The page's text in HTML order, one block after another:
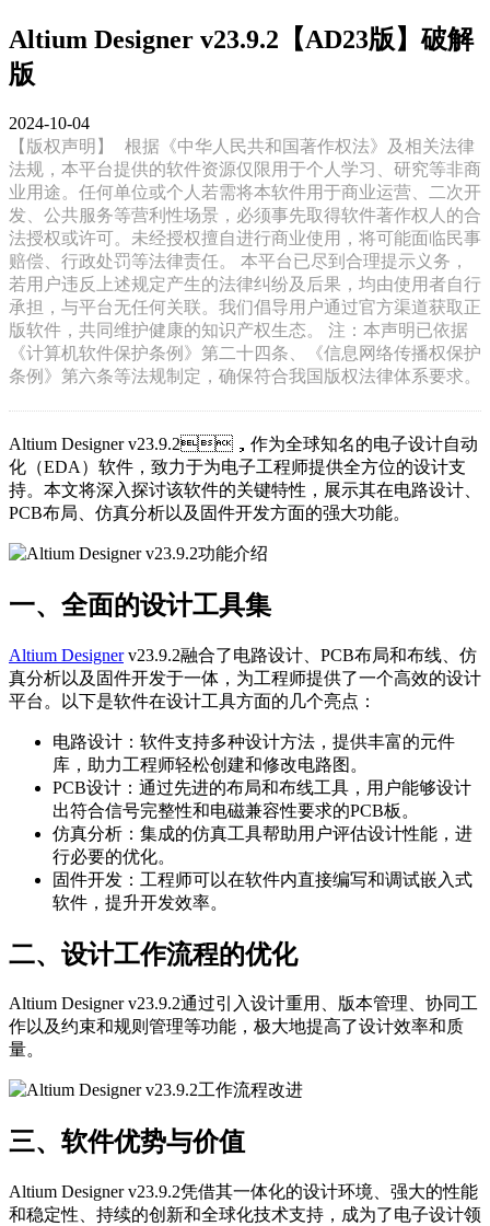
Altium Designer v23.9.2【AD23版】破解
版
2024-10-04
【版权声明】
根据《中华人民共和国著作权法》及相关法律
法规，本平台提供的软件资源仅限用于个人学习、研究等非商
业用途。任何单位或个人若需将本软件用于商业运营、二次开
发、公共服务等营利性场景，必须事先取得软件著作权人的合
法授权或许可。未经授权擅自进行商业使用，将可能面临民事
赔偿、行政处罚等法律责任。 本平台已尽到合理提示义务，
若用户违反上述规定产生的法律纠纷及后果，均由使用者自行
承担，与平台无任何关联。我们倡导用户通过官方渠道获取正
版软件，共同维护健康的知识产权生态。 注：本声明已依据
《计算机软件保护条例》第二十四条、《信息网络传播权保护
条例》第六条等法规制定，确保符合我国版权法律体系要求。
Altium Designer v23.9.2，作为全球知名的电子设计自动
化（EDA）软件，致力于为电子工程师提供全方位的设计支
持。本文将深入探讨该软件的关键特性，展示其在电路设计、
PCB布局、仿真分析以及固件开发方面的强大功能。
一、全面的设计工具集
Altium Designerv23.9.2融合了电路设计、PCB布局和布线、仿
真分析以及固件开发于一体，为工程师提供了一个高效的设计
平台。以下是软件在设计工具方面的几个亮点：
电路设计：软件支持多种设计方法，提供丰富的元件
库，助力工程师轻松创建和修改电路图。
PCB设计：通过先进的布局和布线工具，用户能够设计
出符合信号完整性和电磁兼容性要求的PCB板。
仿真分析：集成的仿真工具帮助用户评估设计性能，进
行必要的优化。
固件开发：工程师可以在软件内直接编写和调试嵌入式
软件，提升开发效率。
二、设计工作流程的优化
Altium Designer v23.9.2通过引入设计重用、版本管理、协同工
作以及约束和规则管理等功能，极大地提高了设计效率和质
量。
三、软件优势与价值
Altium Designer v23.9.2凭借其一体化的设计环境、强大的性能
和稳定性、持续的创新和全球化技术支持，成为了电子设计领